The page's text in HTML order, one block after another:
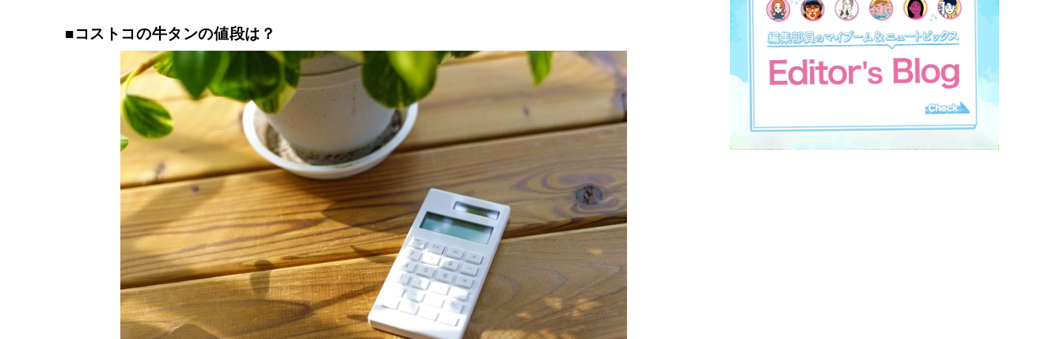
■コストコの牛タンの値段は？